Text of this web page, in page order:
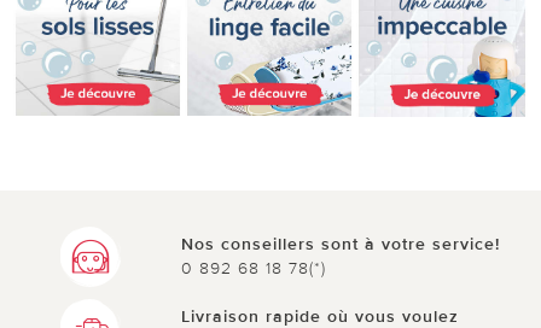
Nos conseillers sont à votre service!
0 892 68 18 78(*)
Livraison rapide où vous voulez